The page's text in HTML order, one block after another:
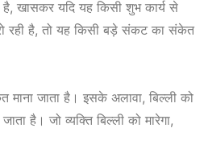
है, खासकर यदि यह किसी शुभ कार्य से
रही है, तो यह किसी बड़े संकट का संकेत
माना जाता है। इसके अलावा, बिल्ली को
है। जो व्यक्ति बिल्ली को मारेगा,